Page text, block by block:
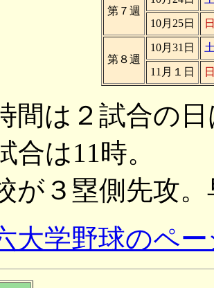
第７週
10月25日
第８週
10月31日
11月１日
間は２試合の日
合は11時。
３塁側先攻。
大学野球のペ